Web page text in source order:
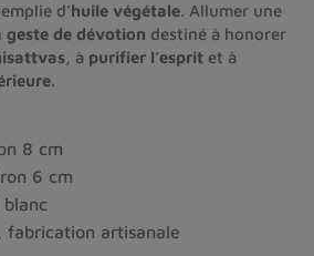
d’huile végétale. Allumer une
geste de dévotion destiné à honorer
, à purifier l’esprit et à
.
8 cm
6 cm
fabrication artisanale